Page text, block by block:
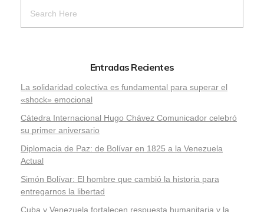
Entradas Recientes
La solidaridad colectiva es fundamental para superar el
«shock» emocional
Cátedra Internacional Hugo Chávez Comunicador celebró
su primer aniversario
Diplomacia de Paz: de Bolívar en 1825 a la Venezuela
Actual
Simón Bolívar: El hombre que cambió la historia para
entregarnos la libertad
​Cuba y Venezuela fortalecen respuesta humanitaria y la